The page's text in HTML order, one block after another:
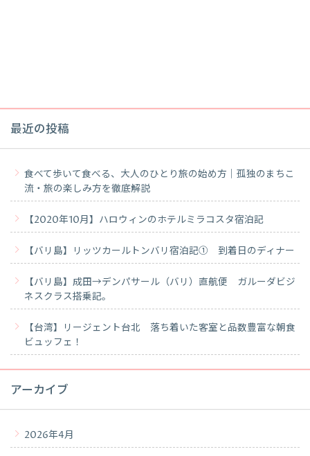
最近の投稿
食べて歩いて食べる、大人のひとり旅の始め方｜孤独のまちこ
流・旅の楽しみ方を徹底解説
【2020年10月】ハロウィンのホテルミラコスタ宿泊記
【バリ島】リッツカールトンバリ宿泊記① 到着日のディナー
【バリ島】成田→デンパサール（バリ）直航便 ガルーダビジ
ネスクラス搭乗記。
【台湾】リージェント台北 落ち着いた客室と品数豊富な朝食
ビュッフェ！
アーカイブ
2026年4月